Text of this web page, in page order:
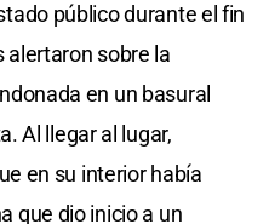
público durante el fin
alertaron sobre la
en un basural
Al llegar al lugar,
en su interior había
que dio inicio a un